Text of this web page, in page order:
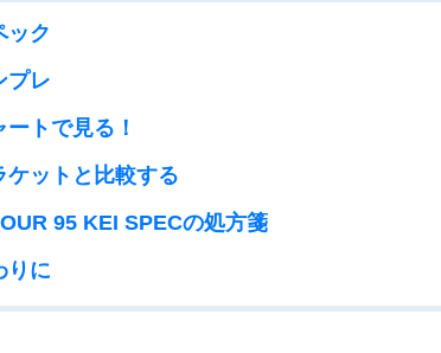
ック
プレ
ートで見る！
ケットと比較する
95 KEI SPECの処方箋
りに